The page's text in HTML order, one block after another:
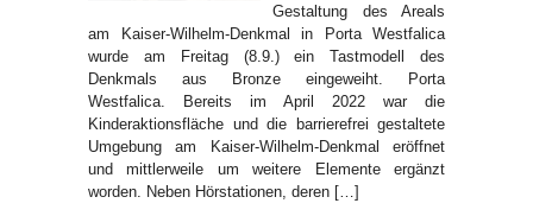
Gestaltung des Areals
am Kaiser-Wilhelm-Denkmal in Porta Westfalica
wurde am Freitag (8.9.) ein Tastmodell des
Denkmals aus Bronze eingeweiht. Porta
Westfalica. Bereits im April 2022 war die
Kinderaktionsfläche und die barrierefrei gestaltete
Umgebung am Kaiser-Wilhelm-Denkmal eröffnet
und mittlerweile um weitere Elemente ergänzt
worden. Neben Hörstationen, deren […]